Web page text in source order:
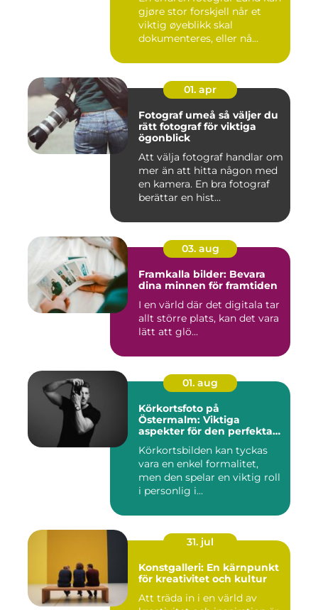
gjøre stor forskjell når et
viktig øyeblikk skal
dokumenteres, eller nå...
01. apr
Fotograf umeå så väljer du
rätt fotograf för viktiga
ögonblick
Att välja fotograf handlar om
mer än att hitta någon med
en kamera. En bra fotograf
berättar en hist...
03. aug
Framkalla bilder: Bevara
dina minnen för framtiden
I en värld där det digitala tar
allt större plats, kan det vara
lätt att glö...
01. aug
Körkortsfoto på
Östermalm: Viktiga
aspekter för den perfekta
Körkortsbilden kan tyckas
vara en enkel formalitet,
men den spelar en viktig roll
i personlig i...
31. jul
Konstgalleri: En kärnpunkt
för kreativitet och kultur
Att träda in i en värld av